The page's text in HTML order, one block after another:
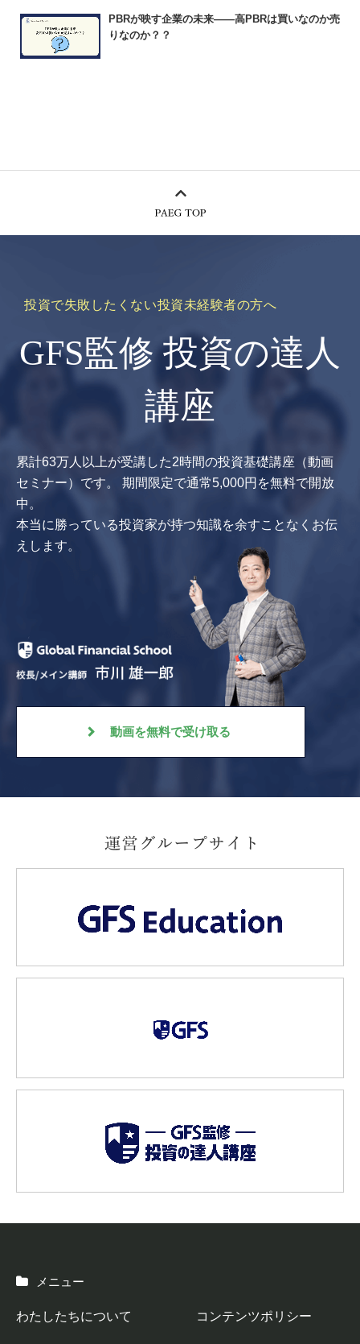
PBRが映す企業の未来――高PBRは買いなのか売
りなのか？？
投資で失敗したくない投資未経験者の方へ
GFS監修 投資の達人
講座
累計63万人以上が受講した2時間の投資基礎講座（動画
セミナー）です。
期間限定で通常5,000円を無料で開放
中。
本当に勝っている投資家が持つ知識を余すことなくお伝
えします。
動画を無料で受け取る
メニュー
わたしたちについて コンテンツポリシー